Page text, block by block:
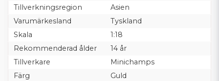
Tillverkningsregion
Asien
Varumärkesland
Tyskland
Skala
1:18
Rekommenderad ålder
14 år
Tillverkare
Minichamps
Färg
Guld